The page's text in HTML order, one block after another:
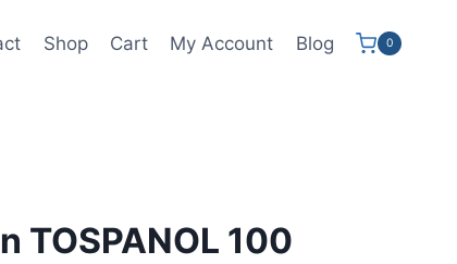
Shop Cart My Account Blog 0
TOSPANOL 100